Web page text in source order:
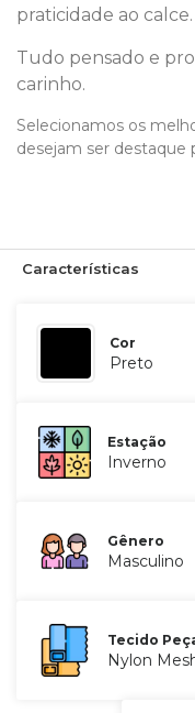
praticidade ao calce.
Tudo pensado e
carinho.
Selecionamos os
desejam ser destaque
Características
Cor
Preto
Estação
Inverno
Gênero
Masculino
Tecido
Nylon